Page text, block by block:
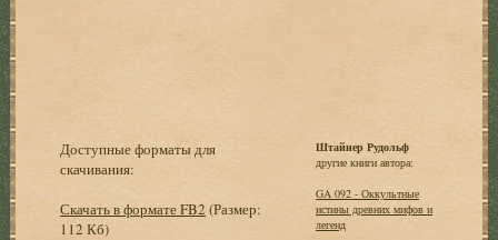
Доступные форматы для
скачивания:
Скачать в формате FB2 (Размер:
112 Кб)
Штайнер Рудольф
другие книги автора:
GA 092 - Оккультные
истины древних мифов и
легенд